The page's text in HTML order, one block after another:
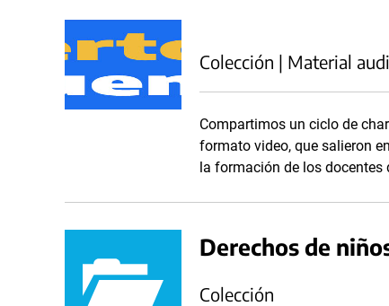
Colección | Material
Compartimos un ciclo de
formato video, que salieron
la formación de los docentes
Derechos de
Colección